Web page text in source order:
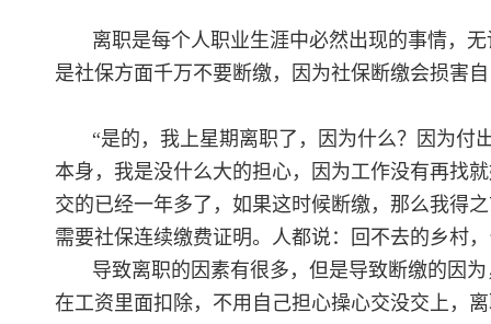
离职是每个人职业生涯中必然出现的事情，
是社保方面千万不要断缴，因为社保断缴会损害
“是的，我上星期离职了，因为什么？因为付
本身，我是没什么大的担心，因为工作没有再找
交的已经一年多了，如果这时候断缴，那么我得
需要社保连续缴费证明。人都说：回不去的乡村
导致离职的因素有很多，但是导致断缴的因
在工资里面扣除，不用自己担心操心交没交上，